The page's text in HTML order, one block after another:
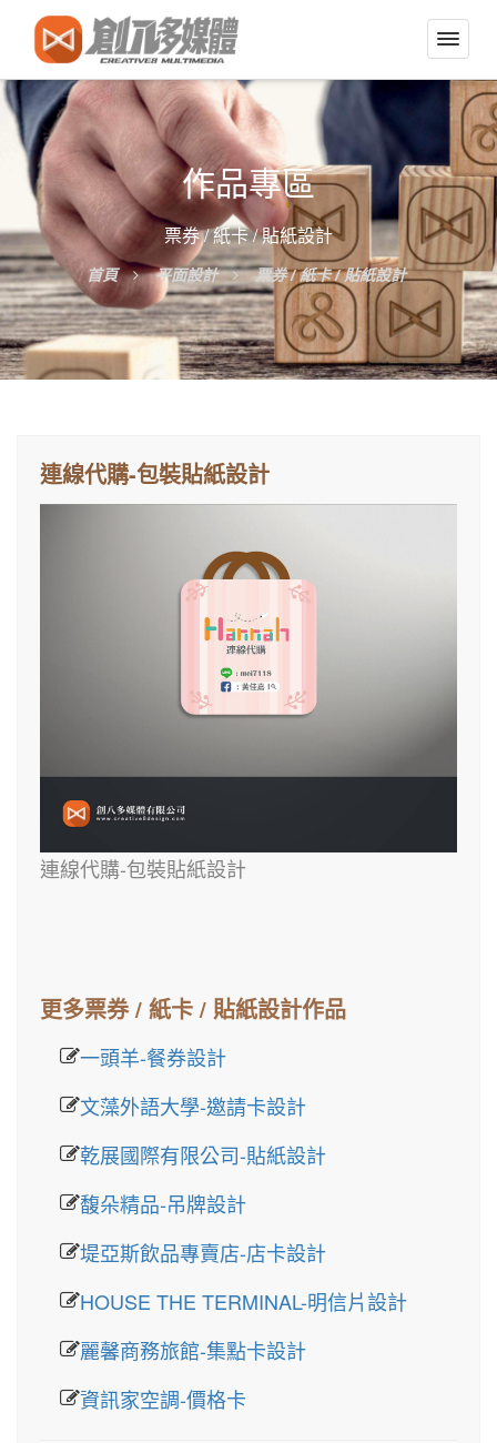
切
換
導
選
單
作品專區
票券 / 紙卡 / 貼紙設計
首頁 平面設計 票券 / 紙卡 / 貼紙設計
連線代購-包裝貼紙設計
連線代購-包裝貼紙設計
更多票券 / 紙卡 / 貼紙設計作品
一頭羊-餐券設計
文藻外語大學-邀請卡設計
乾展國際有限公司-貼紙設計
馥朵精品-吊牌設計
堤亞斯飲品專賣店-店卡設計
HOUSE THE TERMINAL-明信片設計
麗馨商務旅館-集點卡設計
資訊家空調-價格卡